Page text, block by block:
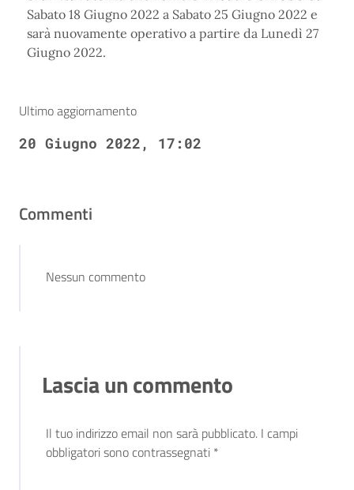
Sabato 18 Giugno 2022 a Sabato 25 Giugno 2022 e
sarà nuovamente operativo a partire da Lunedì 27
Giugno 2022.
Ultimo aggiornamento
20 Giugno 2022, 17:02
Commenti
Nessun commento
Lascia un commento
Il tuo indirizzo email non sarà pubblicato. I campi
obbligatori sono contrassegnati *